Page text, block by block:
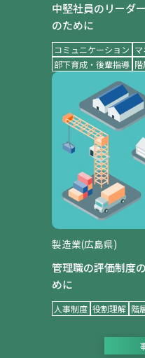
中堅社員のリーダ
のために
コミュニケーション
部下育成・後輩指導
製造業(広島県)
管理職の評価制度
めに
人事制度 役割理解 階